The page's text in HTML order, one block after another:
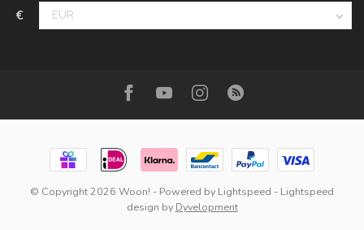
€
© Copyright 2026 Woon! - Powered by Lightspeed - Lightspeed
design by Dyvelopment